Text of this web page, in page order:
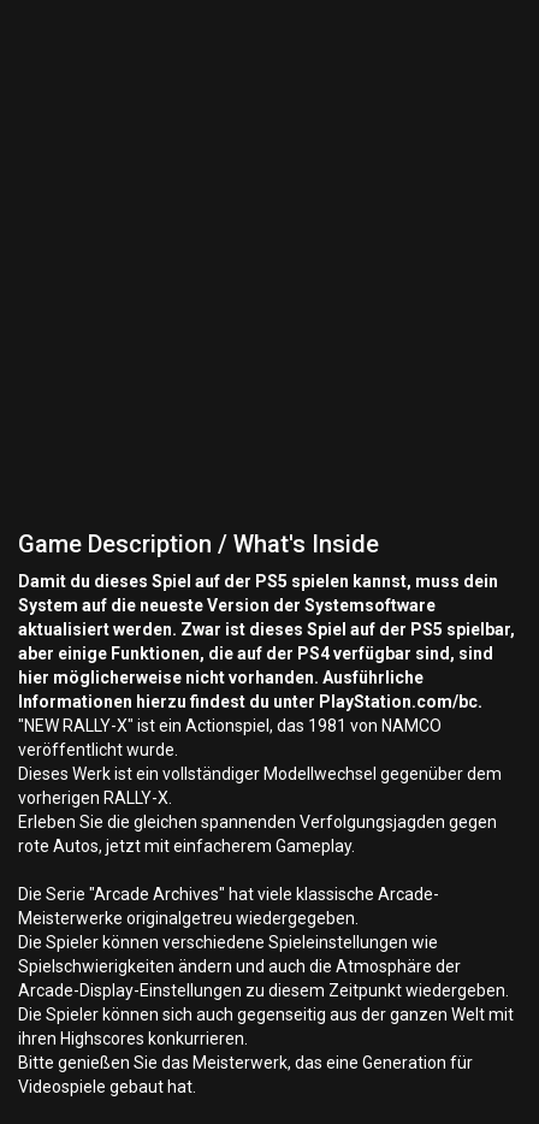
Game Description / What's Inside
Damit du dieses Spiel auf der PS5 spielen kannst, muss dein
System auf die neueste Version der Systemsoftware
aktualisiert werden. Zwar ist dieses Spiel auf der PS5 spielbar,
aber einige Funktionen, die auf der PS4 verfügbar sind, sind
hier möglicherweise nicht vorhanden. Ausführliche
Informationen hierzu findest du unter PlayStation.com/bc.
"NEW RALLY-X" ist ein Actionspiel, das 1981 von NAMCO
veröffentlicht wurde.
Dieses Werk ist ein vollständiger Modellwechsel gegenüber dem
vorherigen RALLY-X.
Erleben Sie die gleichen spannenden Verfolgungsjagden gegen
rote Autos, jetzt mit einfacherem Gameplay.
Die Serie "Arcade Archives" hat viele klassische Arcade-
Meisterwerke originalgetreu wiedergegeben.
Die Spieler können verschiedene Spieleinstellungen wie
Spielschwierigkeiten ändern und auch die Atmosphäre der
Arcade-Display-Einstellungen zu diesem Zeitpunkt wiedergeben.
Die Spieler können sich auch gegenseitig aus der ganzen Welt mit
ihren Highscores konkurrieren.
Bitte genießen Sie das Meisterwerk, das eine Generation für
Videospiele gebaut hat.